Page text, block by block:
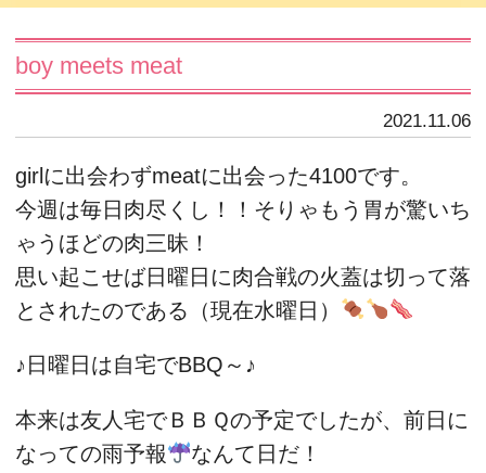
boy meets meat
2021.11.06
girlに出会わずmeatに出会った4100です。
今週は毎日肉尽くし！！そりゃもう胃が驚いち
ゃうほどの肉三昧！
思い起こせば日曜日に肉合戦の火蓋は切って落
とされたのである（現在水曜日）
♪日曜日は自宅でBBQ～♪
本来は友人宅でＢＢＱの予定でしたが、前日に
なっての雨予報
なんて日だ！